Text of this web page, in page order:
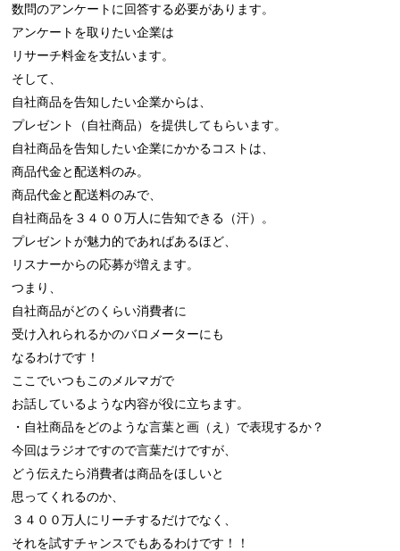
数問のアンケートに回答する必要があります。
アンケートを取りたい企業は
リサーチ料金を支払います。
そして、
自社商品を告知したい企業からは、
プレゼント（自社商品）を提供してもらいます。
自社商品を告知したい企業にかかるコストは、
商品代金と配送料のみ。
商品代金と配送料のみで、
自社商品を３４００万人に告知できる（汗）。
プレゼントが魅力的であればあるほど、
リスナーからの応募が増えます。
つまり、
自社商品がどのくらい消費者に
受け入れられるかのバロメーターにも
なるわけです！
ここでいつもこのメルマガで
お話しているような内容が役に立ちます。
・自社商品をどのような言葉と画（え）で表現するか？
今回はラジオですので言葉だけですが、
どう伝えたら消費者は商品をほしいと
思ってくれるのか、
３４００万人にリーチするだけでなく、
それを試すチャンスでもあるわけです！！